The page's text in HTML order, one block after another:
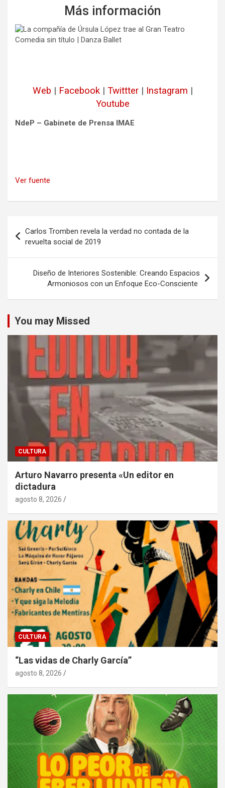
Más información
Web | Facebook| Twittter| Instagram |
Youtube
NdeP – Gabinete de Prensa IMAE
Ver fuente
de
entradas
Carlos Tromben revela la verdad no contada de la
revuelta social de 2019
Diseño de Interiores Sostenible: Creando Espacios
Armoniosos con un Enfoque Eco-Consciente
You may Missed
CULTURA
Arturo Navarro presenta «Un editor en
dictadura
agosto 8, 2026
CULTURA
“Las vidas de Charly García”
agosto 8, 2026